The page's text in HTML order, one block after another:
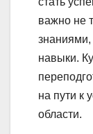
важно не
знаниями,
навыки.
на пути к
области.